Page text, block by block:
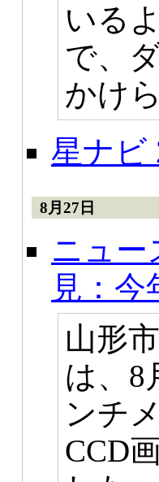
いる
で、
かけ
星ナビ
8月27日
ニュー
見：今
山形
は、8
ンチ
CCD